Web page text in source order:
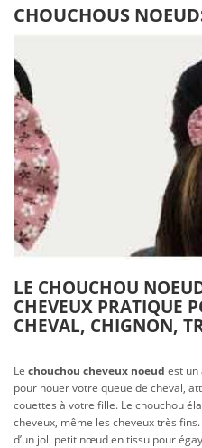
CHOUCHOUS
LE CHOUCHOU
CHEVEUX PRATIQUE
CHEVAL, CHIGNON,
Le chouchou cheveux noeud est un
pour nouer votre queue de cheval,
couettes à votre fille. Le chouchou
cheveux, même les cheveux très
d’un joli petit nœud en tissu pour